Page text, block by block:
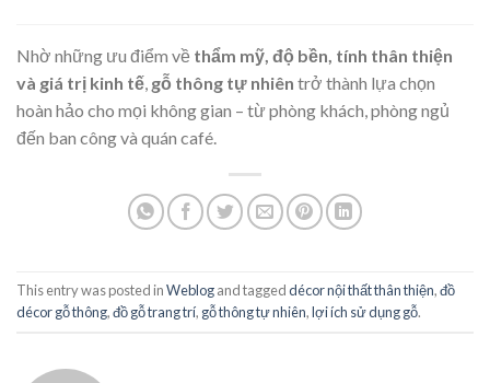
Nhờ những ưu điểm về thẩm mỹ, độ bền, tính thân thiện
và giá trị kinh tế gỗ thông tự nhiên trở thành lựa chọn
hoàn hảo cho mọi không gian – từ phòng khách, phòng ngủ
đến ban công và quán café.
This entry was posted inWeblogand taggeddécor nội thất thân thiện,đồ
décor gỗ thông,đồ gỗ trang trí, gỗ thông tự nhiên,lợi ích sử dụng gỗ.